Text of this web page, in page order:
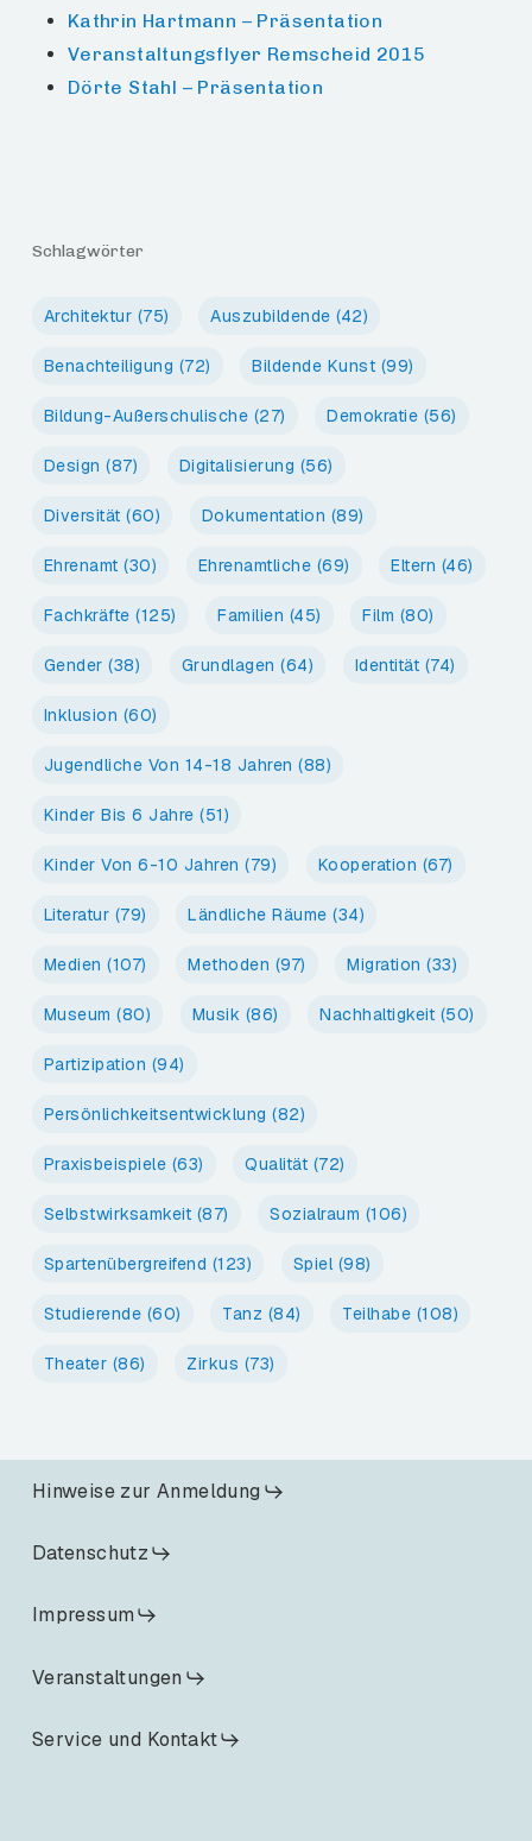
Kathrin Hartmann – Präsentation
Veranstaltungsflyer Remscheid 2015
Dörte Stahl – Präsentation
Schlagwörter
Architektur (75) Auszubildende (42)
Benachteiligung (72) Bildende Kunst (99)
Bildung-Außerschulische (27) Demokratie (56)
Design (87) Digitalisierung (56)
Diversität (60) Dokumentation (89)
Ehrenamt (30) Ehrenamtliche (69) Eltern (46)
Fachkräfte (125) Familien (45) Film (80)
Gender (38) Grundlagen (64) Identität (74)
Inklusion (60)
Jugendliche Von 14-18 Jahren (88)
Kinder Bis 6 Jahre (51)
Kinder Von 6-10 Jahren (79) Kooperation (67)
Literatur (79) Ländliche Räume (34)
Medien (107) Methoden (97) Migration (33)
Museum (80) Musik (86) Nachhaltigkeit (50)
Partizipation (94)
Persönlichkeitsentwicklung (82)
Praxisbeispiele (63) Qualität (72)
Selbstwirksamkeit (87) Sozialraum (106)
Spartenübergreifend (123) Spiel(98)
Studierende (60) Tanz (84) Teilhabe (108)
Theater (86) Zirkus (73)
Hinweise zur Anmeldung
Datenschutz
Impressum
Veranstaltungen
Service und Kontakt